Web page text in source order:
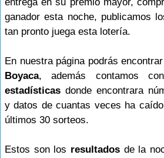
ganador esta noche, publicamos
tan pronto juega esta lotería.
En nuestra página podrás
Boyaca, además contamos
estadísticas donde encontrara
y datos de cuantas veces ha
últimos 30 sorteos.
Estos son los resultadosde la